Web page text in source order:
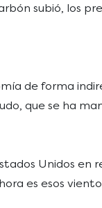
subió, los
de forma
que se ha
Unidos en
es esos